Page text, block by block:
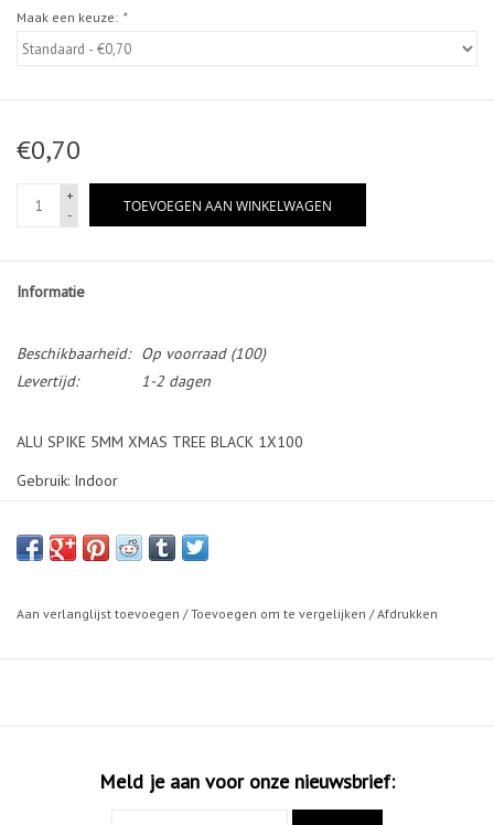
Maak een keuze: *
€0,70
+
-
TOEVOEGEN AAN WINKELWAGEN
Informatie
Beschikbaarheid: Op voorraad(100)
Levertijd:
1-2 dagen
ALU SPIKE 5MM XMAS TREE BLACK 1X100
Gebruik: Indoor
Aan verlanglijst toevoegen /Toevoegen om te vergelijken /Afdrukken
Meld je aan voor onze nieuwsbrief: